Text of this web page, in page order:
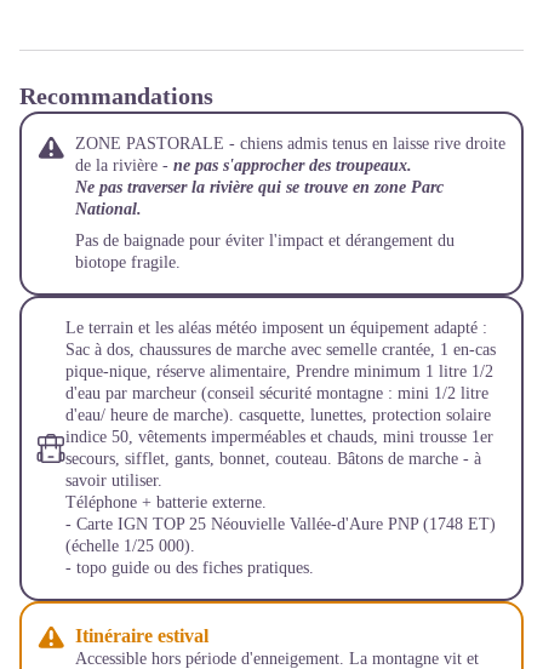
Recommandations
ZONE PASTORALE - chiens admis tenus en laisse rive droite
de la rivière - ne pas s'approcher des troupeaux.
Ne pas traverser la rivière qui se trouve en zone Parc
National.
Pas de baignade pour éviter l'impact et dérangement du
biotope fragile.
Le terrain et les aléas météo imposent un équipement adapté :
Sac à dos, chaussures de marche avec semelle crantée, 1 en-cas
pique-nique, réserve alimentaire, Prendre minimum 1 litre 1/2
d'eau par marcheur (conseil sécurité montagne : mini 1/2 litre
d'eau/ heure de marche). casquette, lunettes, protection solaire
indice 50, vêtements imperméables et chauds, mini trousse 1er
secours, sifflet, gants, bonnet, couteau. Bâtons de marche - à
savoir utiliser.
Téléphone + batterie externe.
- Carte IGN TOP 25 Néouvielle Vallée-d'Aure PNP (1748 ET)
(échelle 1/25 000).
- topo guide ou des fiches pratiques.
Itinéraire estival
Accessible hors période d'enneigement. La montagne vit et